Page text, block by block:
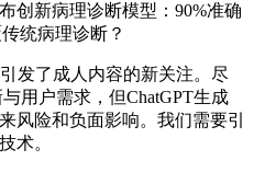
新病理诊断模型：90%准确
统病理诊断？
发了成人内容的新关注。尽
用户需求，但ChatGPT生成
风险和负面影响。我们需要引
术。